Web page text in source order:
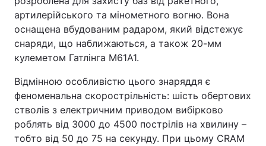
артилерійського та мінометного вогню. Вона
оснащена вбудованим радаром, який відстежує
снаряди, що наближаються, а також 20-мм
кулеметом Гатлінга M61A1.
Відмінною особливістю цього знаряддя є
феноменальна скорострільність: шість обертових
стволів з електричним приводом вибірково
роблять від 3000 до 4500 пострілів на хвилину –
тобто від 50 до 75 на секунду. При цьому CRAM